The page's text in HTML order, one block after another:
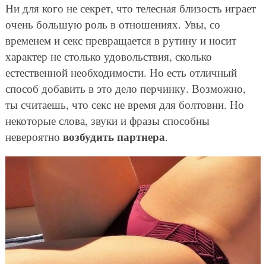
Ни для кого не секрет, что телесная близость играет
очень большую роль в отношениях. Увы, со
временем и секс превращается в рутину и носит
характер не столько удовольствия, сколько
естественной необходимости. Но есть отличный
способ добавить в это дело перчинку. Возможно,
ты считаешь, что секс не время для болтовни. Но
некоторые слова, звуки и фразы способны
невероятно возбудить партнера.